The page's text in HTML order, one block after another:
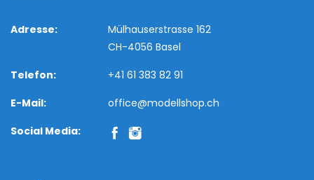
Adresse:
Mülhauserstrasse 162
CH-4056 Basel
Telefon:
+41 61 383 82 91
E-Mail:
office@modellshop.ch
Social Media: